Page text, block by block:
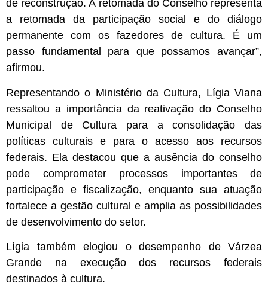
de reconstrução. A retomada do Conselho representa
a retomada da participação social e do diálogo
permanente com os fazedores de cultura. É um
passo fundamental para que possamos avançar”,
afirmou.
Representando o Ministério da Cultura, Lígia Viana
ressaltou a importância da reativação do Conselho
Municipal de Cultura para a consolidação das
políticas culturais e para o acesso aos recursos
federais. Ela destacou que a ausência do conselho
pode comprometer processos importantes de
participação e fiscalização, enquanto sua atuação
fortalece a gestão cultural e amplia as possibilidades
de desenvolvimento do setor.
Lígia também elogiou o desempenho de Várzea
Grande na execução dos recursos federais
destinados à cultura.